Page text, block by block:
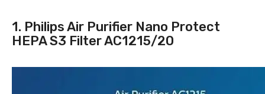
1. Philips Air Purifier Nano Protect
HEPA S3 Filter AC1215/20